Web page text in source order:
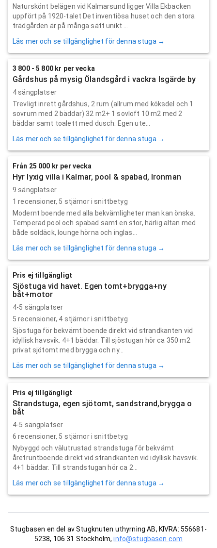
Naturskönt belägen vid Kalmarsund ligger Villa Ekbacken
uppfört på 1920-talet Det inventiösa huset och den stora
trädgården är på många sätt unikt ...
Läs mer och se tillgänglighet för denna stuga →
3 800 - 5 800 kr per vecka
Gårdshus på mysig Ölandsgård i vackra Isgärde by
4 sängplatser
Trevligt inrett gårdshus, 2 rum (allrum med köksdel och 1
sovrum med 2 bäddar) 32 m2+ 1 sovloft 10 m2 med 2
bäddar samt toalett med dusch. Egen ute...
Läs mer och se tillgänglighet för denna stuga →
Från 25 000 kr per vecka
Hyr lyxig villa i Kalmar, pool & spabad, Ironman
9 sängplatser
1 recensioner, 5 stjärnor i snittbetyg
Modernt boende med alla bekvämligheter man kan önska.
Temperad pool och spabad samt en stor, härlig altan med
både soldäck, lounge hörna och inglas...
Läs mer och se tillgänglighet för denna stuga →
Pris ej tillgängligt
Sjöstuga vid havet. Egen tomt+brygga+ny
båt+motor
4-5 sängplatser
5 recensioner, 4 stjärnor i snittbetyg
Sjöstuga för bekvämt boende direkt vid strandkanten vid
idyllisk havsvik. 4+1 bäddar. Till sjöstugan hör ca 350 m2
privat sjötomt med brygga och ny...
Läs mer och se tillgänglighet för denna stuga →
Pris ej tillgängligt
Strandstuga, egen sjötomt, sandstrand,brygga o
båt
4-5 sängplatser
6 recensioner, 5 stjärnor i snittbetyg
Nybyggd och välutrustad strandstuga för bekvämt
åretruntboende direkt vid strandkanten vid idyllisk havsvik.
4+1 bäddar. Till strandstugan hör ca 2...
Läs mer och se tillgänglighet för denna stuga →
Stugbasen en del av Stugknuten uthyrning AB, KIVRA: 556681-
5238, 106 31 Stockholm,info@stugbasen.com